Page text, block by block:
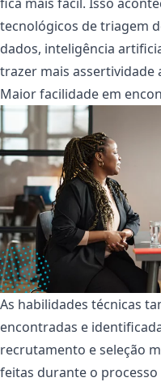
tecnológicos de triagem
dados, inteligência
trazer mais assertividade
Maior facilidade em
As habilidades técnicas
encontradas e
recrutamento e seleção
feitas durante o